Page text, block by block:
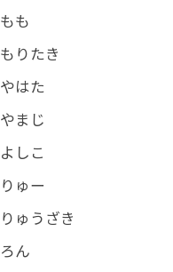
もも
もりたき
やはた
やまじ
よしこ
りゅー
りゅうざき
ろん